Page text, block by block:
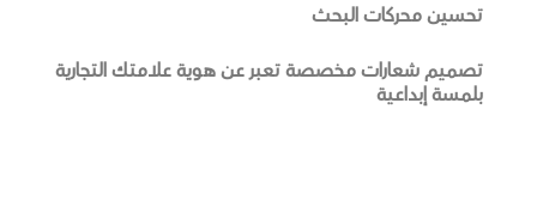
تحسين محركات البحث
تصميم شعارات مخصصة تعبر عن هوية علامتك التجارية
بلمسة إبداعية